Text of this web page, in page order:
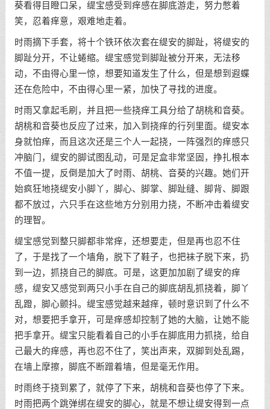
葵看得目瞪口呆，缇宝感受到痒感在脚底游走，努力憋着
笑，忍着痒意，艰难地走着。
时雨摘下手套，将十个铁环依次套在缇安的脚趾，将缇安的
脚趾分开，不让蜷缩。缇宝感觉到脚趾被分开来，无法移
动，不由得心里一惊，想要知道发生了什么，但是想到遐蝶
还在危险中，不由得心里一紧，加快了寻找的进度。
时雨又拿起毛刷，并且把一些挠痒工具分给了胡桃和音葵。
胡桃和音葵也反应了过来，加入到挠痒的行列里面。缇安本
身就怕痒，而且这次还是三个人一起挠，一阵强烈的痒感只
冲脑门，缇安的脚试图乱动，可是足盒非常坚固，挣扎根本
不值一提，反倒是加大了时雨、胡桃、音葵的兴趣。她们开
始疯狂地挠缇安小脚丫，脚心、脚掌、脚趾缝、脚背、脚跟
都不放过，六只手在这些地方分别用力挠，不断冲击着缇安
的理智。
缇宝感觉到整只脚都非常痒，还想要走，但是再也忍不住
了，于是找了一个墙角，脱下了鞋子，也把袜子脱下来，扔
到一边，抓挠自己的脚底。可是，这更加加剧了缇安的痒
感，缇安又感觉到两只小手在自己的脚底胡乱抓挠着，脚丫
乱蹬，脚心颤抖。缇宝感觉越来越痒，顿时意识到了什么不
对，想要把手拿开，可是痒感却控制了她的大脑，让她不能
把手拿开。缇宝只能看着自己的小手在脚底用力抓挠，给自
己最大的痒感，再也忍不住了，笑出声来，双脚到处乱踢，
在墙上摩擦，脚底不断蹭着墙，但是毫无作用。
时雨终于挠到累了，就停了下来，胡桃和音葵也停了下来。
时雨把两个跳弹绑在缇安的脚心，就是不想让缇安得到一点